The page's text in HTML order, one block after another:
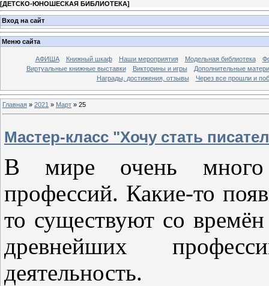
[ДЕТСКО-ЮНОШЕСКАЯ БИБЛИОТЕКА]
Вход на сайт
Меню сайта
АФИША Книжный шкаф Наши мероприятия Модельная библиотека
Виртуальные книжные выставки
Викторины и игры
Дополнительные
Награды, достижения, отзывы
Через все прошли и
Главная » 2021 » Март » 25
Мастер-класс "Хочу стать
В мире очень много
профессий. Какие-то
то существуют со
древнейших
деятельность.